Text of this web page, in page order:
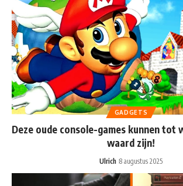
GADGETS
Deze oude console-games kunnen tot
waard zijn!
Ulrich 8 augustus 2025